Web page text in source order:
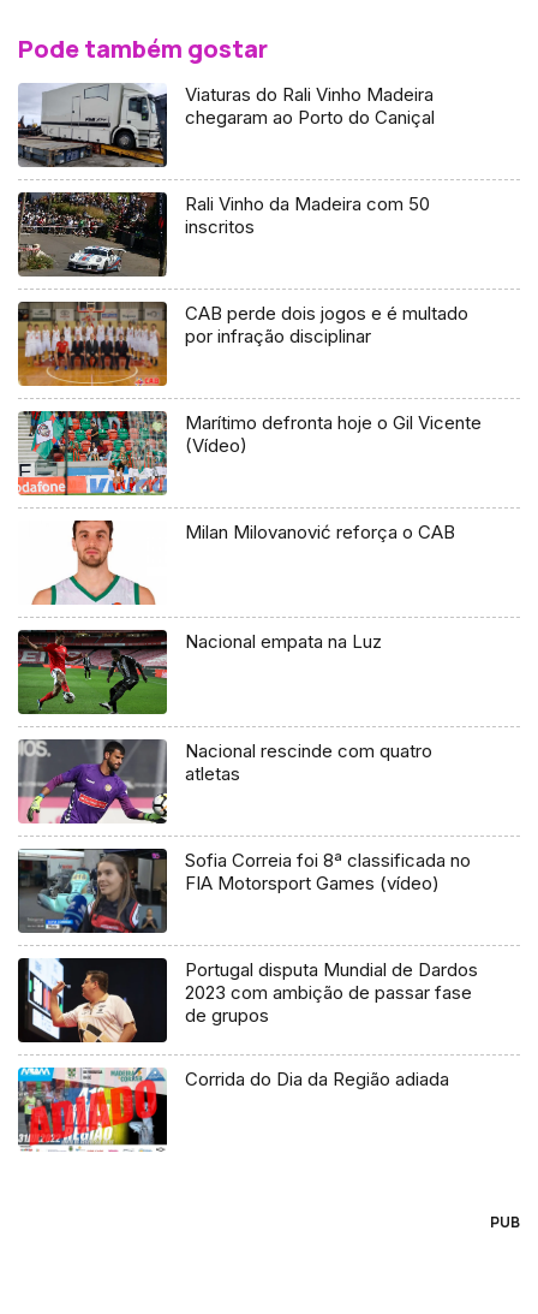
Pode também gostar
Viaturas do Rali Vinho Madeira
chegaram ao Porto do Caniçal
Rali Vinho da Madeira com 50
inscritos
CAB perde dois jogos e é multado
por infração disciplinar
Marítimo defronta hoje o Gil Vicente
(Vídeo)
Milan Milovanović reforça o CAB
Nacional empata na Luz
Nacional rescinde com quatro
atletas
Sofia Correia foi 8ª classificada no
FIA Motorsport Games (vídeo)
Portugal disputa Mundial de Dardos
2023 com ambição de passar fase
de grupos
Corrida do Dia da Região adiada
PUB